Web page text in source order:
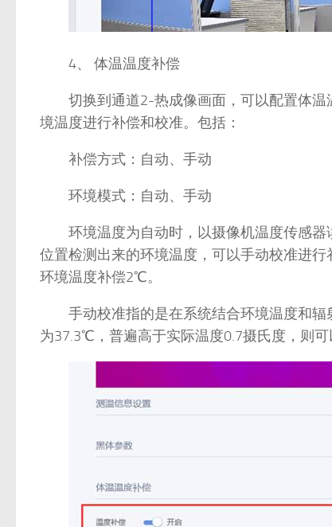
4、 体温温度补偿
切换到通道2-热成像画面，可以配置体温
境温度进行补偿和校准。包括：
补偿方式：自动、手动
环境模式：自动、手动
环境温度为自动时，以摄像机温度传感器
位置检测出来的环境温度，可以手动校准进
环境温度补偿2℃。
手动校准指的是在系统结合环境温度和辐
为37.3℃，普遍高于实际温度0.7摄氏度，则